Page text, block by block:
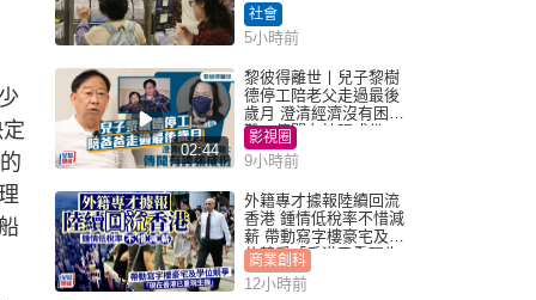
社會
5小時前
02:44
黎彼得離世丨兒子黎樹
德停工陪老父走過最後
歲月 澄清經濟沒有困
難：傳聞有誇張成份
影視圈
9小時前
外籍專才據報陸續回流
香港 鍾情低稅率不惜減
薪 帶動寫字樓豪宅及學
位競爭「香港已重現生
機」
商業創科
12小時前